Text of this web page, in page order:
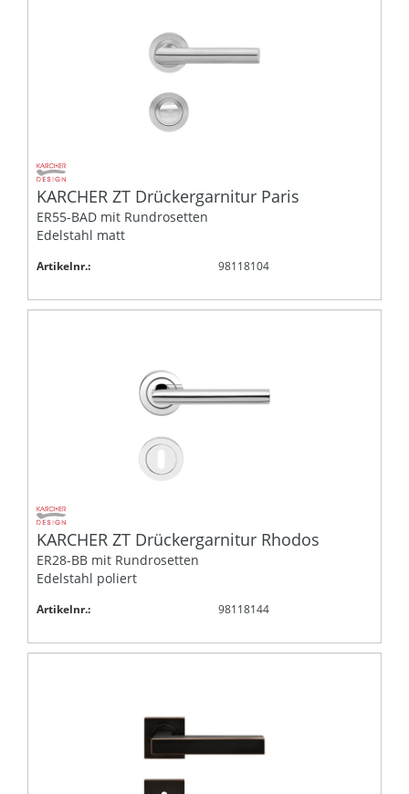
KARCHER ZT Drückergarnitur Paris
ER55-BAD mit Rundrosetten
Edelstahl matt
Artikelnr.: 98118104
KARCHER ZT Drückergarnitur Rhodos
ER28-BB mit Rundrosetten
Edelstahl poliert
Artikelnr.: 98118144